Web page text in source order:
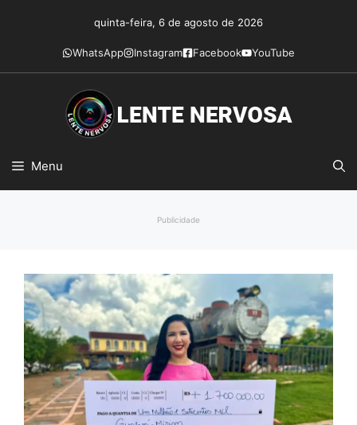
conteúdo
quinta-feira, 6 de agosto de 2026
WhatsApp Instagram Facebook YouTube
Menu
Publicidade